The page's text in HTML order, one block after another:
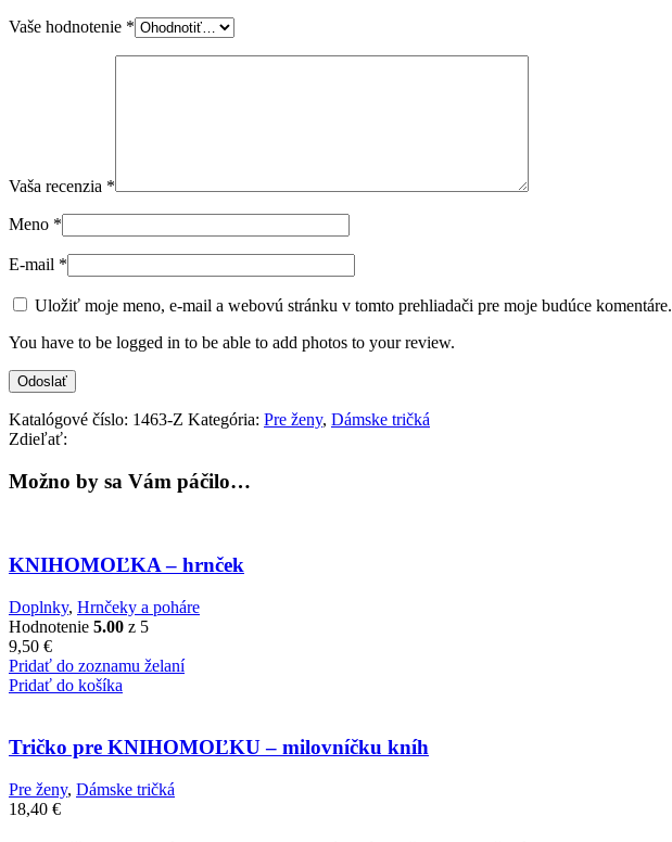
Vaše hodnotenie *
Vaša recenzia *
Meno *
E-mail *
Uložiť moje meno, e-mail a webovú stránku v tomto prehliadači pre moje budúce komentáre.
You have to be logged in to be able to add photos to your review.
Katalógové číslo: 1463-Z Kategória: Pre ženy, Dámske tričká
Zdieľať:
Možno by sa Vám páčilo…
KNIHOMOĽKA – hrnček
Doplnky, Hrnčeky a poháre
Hodnotenie 5.00 z 5
9,50 €
Pridať do zoznamu želaní
Pridať do košíka
Tričko pre KNIHOMOĽKU – milovníčku kníh
Pre ženy, Dámske tričká
18,40 €